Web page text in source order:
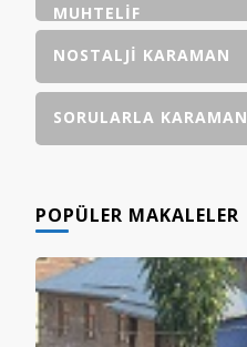
MUHTELIF
NOSTALJI KARAMAN
SORULARLA KARAMAN
POPÜLER MAKALELER